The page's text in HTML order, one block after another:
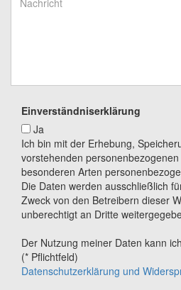
Einverständniserklärung
Ja
Ich bin mit der Erhebung,
vorstehenden
besonderen Arten
Die Daten werden ausschließlich
Zweck von den Betreibern dieser
unberechtigt an Dritte
Der Nutzung meiner Daten kann
(* Pflichtfeld)
Datenschutzerklärung und